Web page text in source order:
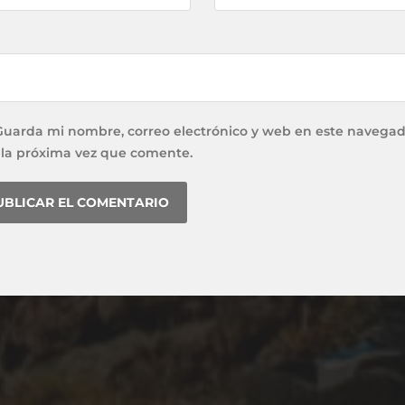
mi nombre, correo electrónico y web en este
próxima vez que comente.